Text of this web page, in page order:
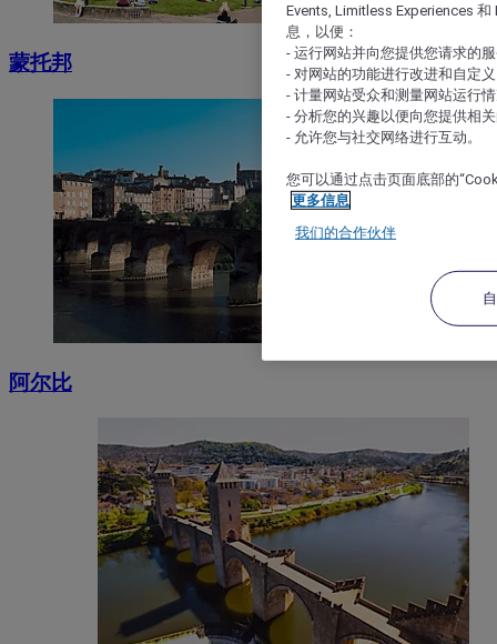
蒙托邦
阿尔比
Events, Limitless Experiences 和
息，以便：
- 运行网站并向您提供您请求的
- 对网站的功能进行改进和自定义
- 计量网站受众和测量网站运行
- 分析您的兴趣以便向您提供相
- 允许您与社交网络进行互动。
您可以通过点击页面底部的
更多信息
我们的合作伙伴